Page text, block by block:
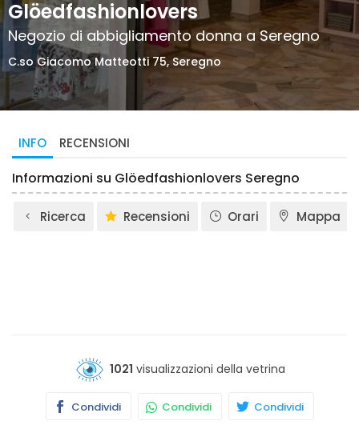
Glöedfashionlovers
Negozio di abbigliamento donna a Seregno
C.so Giacomo Matteotti 75, Seregno
INFO RECENSIONI
Informazioni su Glöedfashionlovers Seregno
Ricerca Recensioni Orari Mappa
1021 visualizzazioni della vetrina
Condividi Condividi Condividi